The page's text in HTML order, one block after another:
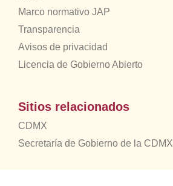
Marco normativo JAP
Transparencia
Avisos de privacidad
Licencia de Gobierno Abierto
Sitios relacionados
CDMX
Secretaría de Gobierno de la CDMX